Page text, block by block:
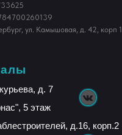
д. 7
5 этаж
д.16, корп.2
ул. Камышовая, д. 42, корп 1